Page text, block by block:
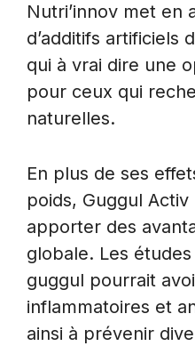
Nutri’innov met en
d’additifs artificiels
qui à vrai dire une
pour ceux qui
naturelles.
En plus de ses
poids, Guggul
apporter des
globale. Les
guggul pourrait
inflammatoires et
ainsi à prévenir